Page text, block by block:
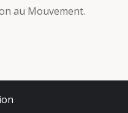
au Mouvement.